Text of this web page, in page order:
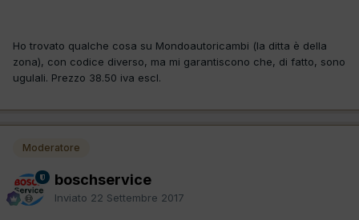
Ho trovato qualche cosa su Mondoautoricambi (la ditta è della
zona), con codice diverso, ma mi garantiscono che, di fatto, sono
ugulali. Prezzo 38.50 iva escl.
Moderatore
boschservice
Inviato 22 Settembre 2017